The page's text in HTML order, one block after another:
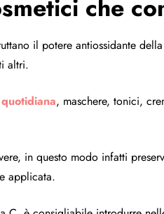
che
il potere antiossidante
altri.
, maschere, tonici,
in questo modo infatti
applicata.